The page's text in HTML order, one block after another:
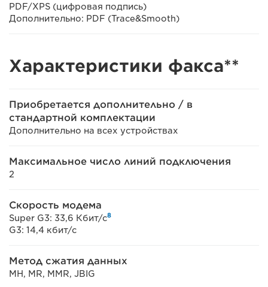
PDF/XPS (цифровая подпись)
Дополнительно: PDF (Trace&Smooth)
Характеристики факса**
Приобретается дополнительно / в
стандартной комплектации
Дополнительно на всех устройствах
Максимальное число линий подключения
2
Скорость модема
Super G3: 33,6 Кбит/с8
G3: 14,4 кбит/с
Метод сжатия данных
MH, MR, MMR, JBIG